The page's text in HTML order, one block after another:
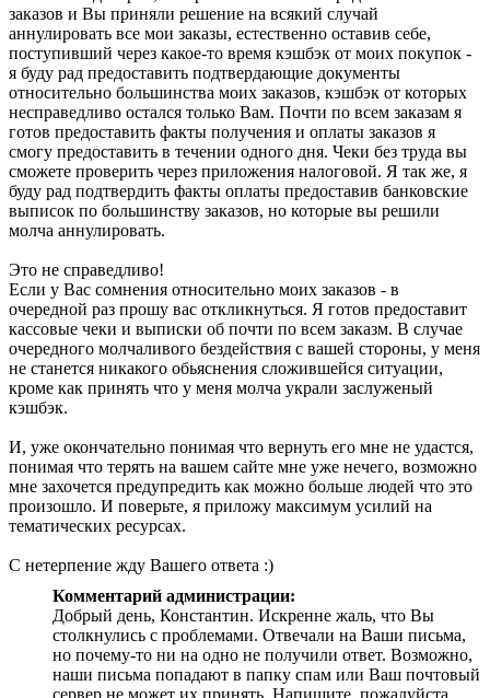
заказов и Вы приняли решение на всякий случай
аннулировать все мои заказы, естественно оставив себе,
поступивший через какое-то время кэшбэк от моих покупок -
я буду рад предоставить подтвердающие документы
относительно большинства моих заказов, кэшбэк от которых
несправедливо остался только Вам. Почти по всем заказам я
готов предоставить факты получения и оплаты заказов я
смогу предоставить в течении одного дня. Чеки без труда вы
сможете проверить через приложения налоговой. Я так же, я
буду рад подтвердить факты оплаты предоставив банковские
выписок по большинству заказов, но которые вы решили
молча аннулировать.
Это не справедливо!
Если у Вас сомнения относительно моих заказов - в
очередной раз прошу вас откликнуться. Я готов предоставит
кассовые чеки и выписки об почти по всем заказм. В случае
очередного молчаливого бездействия с вашей стороны, у меня
не станется никакого обьяснения сложившейся ситуации,
кроме как принять что у меня молча украли заслуженый
кэшбэк.
И, уже окончательно понимая что вернуть его мне не удастся,
понимая что терять на вашем сайте мне уже нечего, возможно
мне захочется предупредить как можно больше людей что это
произошло. И поверьте, я приложу максимум усилий на
тематических ресурсах.
С нетерпение жду Вашего ответа :)
Комментарий администрации:
Добрый день, Константин. Искренне жаль, что Вы
столкнулись с проблемами. Отвечали на Ваши письма,
но почему-то ни на одно не получили ответ. Возможно,
наши письма попадают в папку спам или Ваш почтовый
сервер не может их принять. Напишите, пожалуйста,